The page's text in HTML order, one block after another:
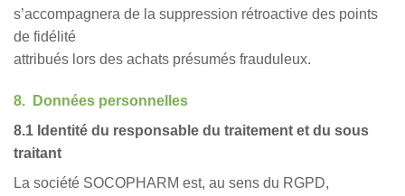
s’accompagnera de la suppression rétroactive des points
de fidélité
attribués lors des achats présumés frauduleux.
8. Données personnelles
8.1 Identité du responsable du traitement et du sous
traitant
La société SOCOPHARM est, au sens du RGPD,